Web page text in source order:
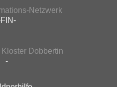
Netzwerk
Dobbertin
-